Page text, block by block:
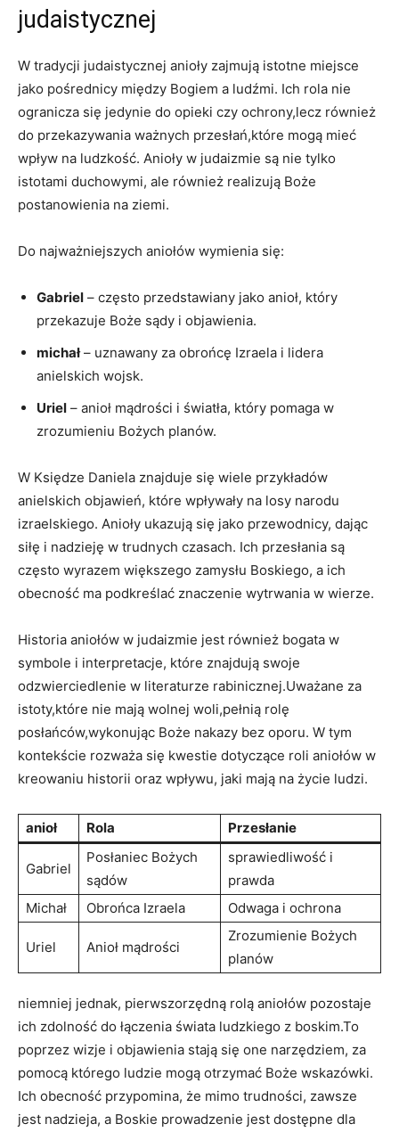
judaistycznej
W tradycji judaistycznej anioły zajmują istotne miejsce
jako pośrednicy między Bogiem a ludźmi. Ich rola nie
ogranicza się jedynie do opieki czy ochrony,lecz również
do przekazywania ważnych przesłań,które mogą mieć
wpływ na ludzkość. Anioły w judaizmie są nie tylko
istotami duchowymi, ale również realizują Boże
postanowienia na ziemi.
Do najważniejszych aniołów wymienia się:
Gabriel – często przedstawiany jako anioł, który
przekazuje Boże sądy i objawienia.
michał– uznawany za obrońcę Izraela i lidera
anielskich wojsk.
Uriel – anioł mądrości i światła, który pomaga w
zrozumieniu Bożych planów.
W Księdze Daniela znajduje się wiele przykładów
anielskich objawień, które wpływały na losy narodu
izraelskiego. Anioły ukazują się jako przewodnicy, dając
siłę i nadzieję w trudnych czasach. Ich przesłania są
często wyrazem większego zamysłu Boskiego, a ich
obecność ma podkreślać znaczenie wytrwania w wierze.
Historia aniołów w judaizmie jest również bogata w
symbole i interpretacje, które znajdują swoje
odzwierciedlenie w literaturze rabinicznej.Uważane za
istoty,które nie mają wolnej woli,pełnią rolę
posłańców,wykonując Boże nakazy bez oporu. W tym
kontekście rozważa się kwestie dotyczące roli aniołów w
kreowaniu historii oraz wpływu, jaki mają na życie ludzi.
anioł Rola Przesłanie
Gabriel
Posłaniec Bożych
sądów
sprawiedliwość i
prawda
Michał
Obrońca Izraela Odwaga i ochrona
Uriel Anioł mądrości
Zrozumienie Bożych
planów
niemniej jednak, pierwszorzędną rolą aniołów pozostaje
ich zdolność do łączenia świata ludzkiego z boskim.To
poprzez wizje i objawienia stają się one narzędziem, za
pomocą którego ludzie mogą otrzymać Boże wskazówki.
Ich obecność przypomina, że mimo trudności, zawsze
jest nadzieja, a Boskie prowadzenie jest dostępne dla